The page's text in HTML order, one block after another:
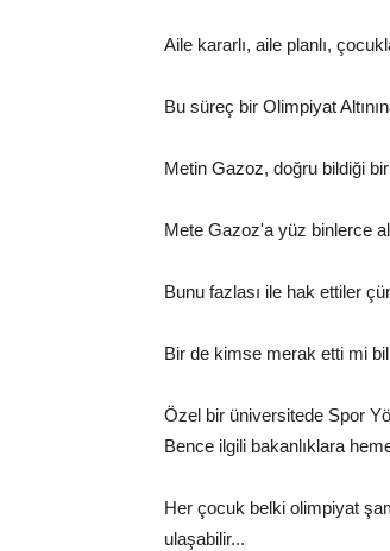
Aile kararlı, aile planlı,
Bu süreç bir Olimpiyat
Metin Gazoz, doğru bildiği
Mete Gazoz'a yüz binlerce
Bunu fazlası ile hak ettiler
Bir de kimse merak etti mi
Özel bir üniversitede Spor
Bence ilgili bakanlıklara
Her çocuk belki olimpiyat
ulaşabilir...